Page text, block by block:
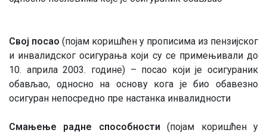
Свој посао (појам коришћен у прописима из пензијског
и инвалидског осигурања који су се примењивали до
10. априла 2003. године) – посао који је осигураник
обављао, односно на основу кога је био обавезно
осигуран непосредно пре настанка инвалидности
Смањење радне способности (појам коришћен у